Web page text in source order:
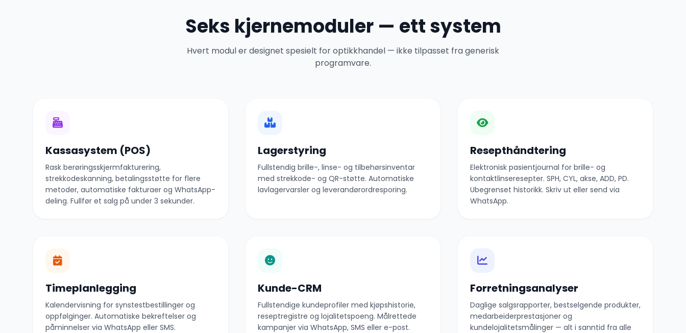
Seks kjernemoduler — ett system
Hvert modul er designet spesielt for optikkhandel — ikke tilpasset fra generisk
programvare.
Kassasystem (POS)
Rask berøringsskjermfakturering,
strekkodeskanning, betalingsstøtte for flere
metoder, automatiske fakturaer og WhatsApp-
deling. Fullfør et salg på under 3 sekunder.
Lagerstyring
Fullstendig brille-, linse- og tilbehørsinventar
med strekkode- og QR-støtte. Automatiske
lavlagervarsler og leverandørordresporing.
Resepthåndtering
Elektronisk pasientjournal for brille- og
kontaktlinseresepter. SPH, CYL, akse, ADD, PD.
Ubegrenset historikk. Skriv ut eller send via
WhatsApp.
Timeplanlegging
Kalendervisning for synstestbestillinger og
oppfølginger. Automatiske bekreftelser og
påminnelser via WhatsApp eller SMS.
Kunde-CRM
Fullstendige kundeprofiler med kjøpshistorie,
reseptregistre og lojalitetspoeng. Målrettede
kampanjer via WhatsApp, SMS eller e-post.
Forretningsanalyser
Daglige salgsrapporter, bestselgende produkter,
medarbeiderprestasjoner og
kundelojalitetsmålinger — alt i sanntid fra alle